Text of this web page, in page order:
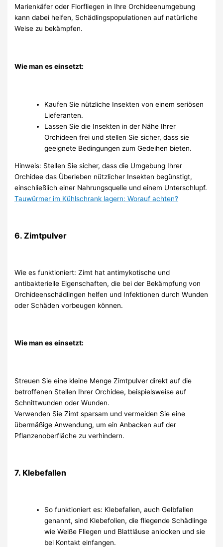
Marienkäfer oder Florfliegen in Ihre Orchideenumgebung
kann dabei helfen, Schädlingspopulationen auf natürliche
Weise zu bekämpfen.
Wie man es einsetzt:
Kaufen Sie nützliche Insekten von einem seriösen
Lieferanten.
Lassen Sie die Insekten in der Nähe Ihrer
Orchideen frei und stellen Sie sicher, dass sie
geeignete Bedingungen zum Gedeihen bieten.
Hinweis: Stellen Sie sicher, dass die Umgebung Ihrer
Orchidee das Überleben nützlicher Insekten begünstigt,
einschließlich einer Nahrungsquelle und einem Unterschlupf.
Tauwürmer im Kühlschrank lagern: Worauf achten?
6. Zimtpulver
Wie es funktioniert: Zimt hat antimykotische und
antibakterielle Eigenschaften, die bei der Bekämpfung von
Orchideenschädlingen helfen und Infektionen durch Wunden
oder Schäden vorbeugen können.
Wie man es einsetzt:
Streuen Sie eine kleine Menge Zimtpulver direkt auf die
betroffenen Stellen Ihrer Orchidee, beispielsweise auf
Schnittwunden oder Wunden.
Verwenden Sie Zimt sparsam und vermeiden Sie eine
übermäßige Anwendung, um ein Anbacken auf der
Pflanzenoberfläche zu verhindern.
7. Klebefallen
So funktioniert es: Klebefallen, auch Gelbfallen
genannt, sind Klebefolien, die fliegende Schädlinge
wie Weiße Fliegen und Blattläuse anlocken und sie
bei Kontakt einfangen.